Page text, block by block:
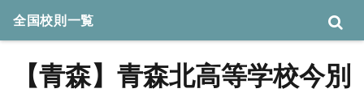
【青森】青森北高等学校今別
全国校則一覧